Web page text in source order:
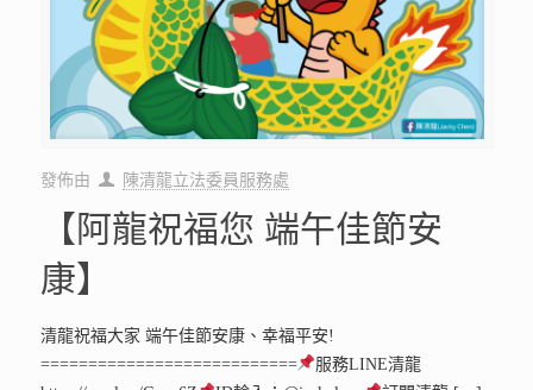
發佈由 陳清龍立法委員服務處
【阿龍祝福您 端午佳節安
康】
清龍祝福大家 端午佳節安康、幸福平安!
===========================
服務LINE清龍